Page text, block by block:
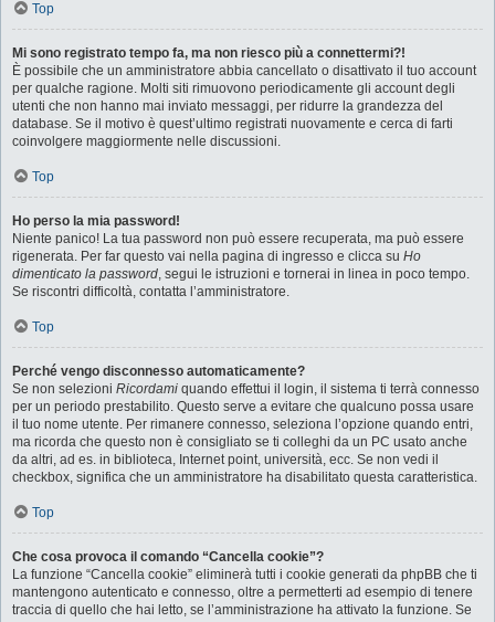
Top
Mi sono registrato tempo fa, ma non riesco più a connettermi?!
È possibile che un amministratore abbia cancellato o disattivato il tuo account
per qualche ragione. Molti siti rimuovono periodicamente gli account degli
utenti che non hanno mai inviato messaggi, per ridurre la grandezza del
database. Se il motivo è quest’ultimo registrati nuovamente e cerca di farti
coinvolgere maggiormente nelle discussioni.
Top
Ho perso la mia password!
Niente panico! La tua password non può essere recuperata, ma può essere
rigenerata. Per far questo vai nella pagina di ingresso e clicca su Ho
dimenticato la password, segui le istruzioni e tornerai in linea in poco tempo.
Se riscontri difficoltà, contatta l’amministratore.
Top
Perché vengo disconnesso automaticamente?
Se non selezioni Ricordami quando effettui il login, il sistema ti terrà connesso
per un periodo prestabilito. Questo serve a evitare che qualcuno possa usare
il tuo nome utente. Per rimanere connesso, seleziona l’opzione quando entri,
ma ricorda che questo non è consigliato se ti colleghi da un PC usato anche
da altri, ad es. in biblioteca, Internet point, università, ecc. Se non vedi il
checkbox, significa che un amministratore ha disabilitato questa caratteristica.
Top
Che cosa provoca il comando “Cancella cookie”?
La funzione “Cancella cookie” eliminerà tutti i cookie generati da phpBB che ti
mantengono autenticato e connesso, oltre a permetterti ad esempio di tenere
traccia di quello che hai letto, se l’amministrazione ha attivato la funzione. Se